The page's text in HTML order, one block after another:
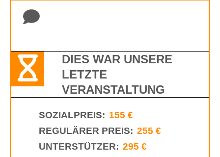
DIES WAR UNSERE
LETZTE
VERANSTALTUNG
SOZIALPREIS: 155 €
REGULÄRER PREIS: 255 €
UNTERSTÜTZER: 295 €